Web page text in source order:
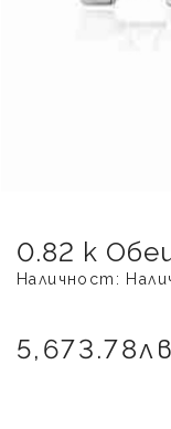
0.82 k
Наличност: